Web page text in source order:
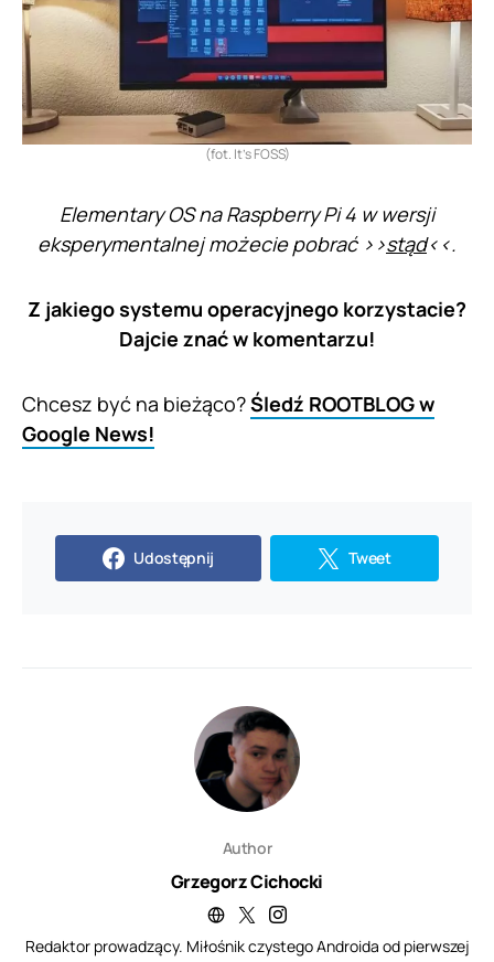
(fot. It’s FOSS)
Elementary OS na Raspberry Pi 4 w wersji
eksperymentalnej możecie pobrać >>stąd<<.
Z jakiego systemu operacyjnego korzystacie?
Dajcie znać w komentarzu!
Chcesz być na bieżąco?Śledź ROOTBLOG w
Google News!
Udostępnij Tweet
Author
Grzegorz Cichocki
Redaktor prowadzący. Miłośnik czystego Androida od pierwszej